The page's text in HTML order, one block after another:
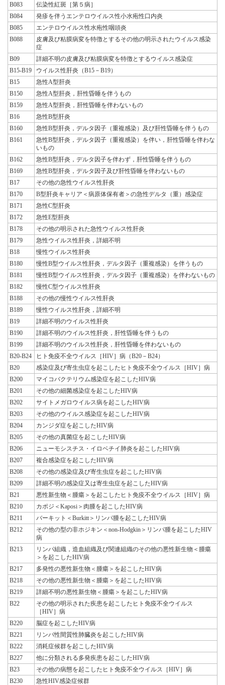
B083
伝染性紅斑［第５病］
B084
発疹を伴うエンテロウイルス性小水疱性口内炎
B085
エンテロウイルス性水疱性咽頭炎
B088
皮膚及び粘膜病変を特徴とするその他の明示されたウイルス感染
症
B09
詳細不明の皮膚及び粘膜病変を特徴とするウイルス感染症
B15-B19
ウイルス性肝炎（B15－B19）
B15
急性A型肝炎
B150
急性A型肝炎，肝性昏睡を伴うもの
B159
急性A型肝炎，肝性昏睡を伴わないもの
B16
急性B型肝炎
B160
急性B型肝炎，デルタ因子（重複感染）及び肝性昏睡を伴うもの
B161
急性B型肝炎，デルタ因子（重複感染）を伴い，肝性昏睡を伴わな
いもの
B162
急性B型肝炎，デルタ因子を伴わず，肝性昏睡を伴うもの
B169
急性B型肝炎，デルタ因子及び肝性昏睡を伴わないもの
B17
その他の急性ウイルス性肝炎
B170
B型肝炎キャリア＜病原体保有者＞の急性デルタ（重）感染症
B171
急性C型肝炎
B172
急性E型肝炎
B178
その他の明示された急性ウイルス性肝炎
B179
急性ウイルス性肝炎，詳細不明
B18
慢性ウイルス性肝炎
B180
慢性B型ウイルス性肝炎，デルタ因子（重複感染）を伴うもの
B181
慢性B型ウイルス性肝炎，デルタ因子（重複感染）を伴わないもの
B182
慢性C型ウイルス性肝炎
B188
その他の慢性ウイルス性肝炎
B189
慢性ウイルス性肝炎，詳細不明
B19
詳細不明のウイルス性肝炎
B190
詳細不明のウイルス性肝炎，肝性昏睡を伴うもの
B199
詳細不明のウイルス性肝炎，肝性昏睡を伴わないもの
B20-B24
ヒト免疫不全ウイルス［HIV］病（B20－B24）
B20
感染症及び寄生虫症を起こしたヒト免疫不全ウイルス［HIV］病
B200
マイコバクテリウム感染症を起こしたHIV病
B201
その他の細菌感染症を起こしたHIV病
B202
サイトメガロウイルス病を起こしたHIV病
B203
その他のウイルス感染症を起こしたHIV病
B204
カンジダ症を起こしたHIV病
B205
その他の真菌症を起こしたHIV病
B206
ニューモシスチス・イロベチイ肺炎を起こしたHIV病
B207
複合感染症を起こしたHIV病
B208
その他の感染症及び寄生虫症を起こしたHIV病
B209
詳細不明の感染症又は寄生虫症を起こしたHIV病
B21
悪性新生物＜腫瘍＞を起こしたヒト免疫不全ウイルス［HIV］病
B210
カポジ＜Kaposi＞肉腫を起こしたHIV病
B211
バーキット＜Burkitt＞リンパ腫を起こしたHIV病
B212
その他の型の非ホジキン＜non-Hodgkin＞リンパ腫を起こしたHIV
病
B213
リンパ組織，造血組織及び関連組織のその他の悪性新生物＜腫瘍
＞を起こしたHIV病
B217
多発性の悪性新生物＜腫瘍＞を起こしたHIV病
B218
その他の悪性新生物＜腫瘍＞を起こしたHIV病
B219
詳細不明の悪性新生物＜腫瘍＞を起こしたHIV病
B22
その他の明示された疾患を起こしたヒト免疫不全ウイルス
［HIV］病
B220
脳症を起こしたHIV病
B221
リンパ性間質性肺臓炎を起こしたHIV病
B222
消耗症候群を起こしたHIV病
B227
他に分類される多発疾患を起こしたHIV病
B23
その他の病態を起こしたヒト免疫不全ウイルス［HIV］病
B230
急性HIV感染症候群